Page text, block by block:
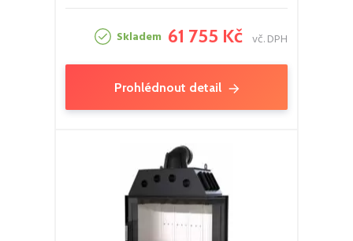
Skladem 61 755 Kč vč. DPH
Prohlédnout detail